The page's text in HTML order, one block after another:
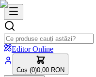
Editor Online
Coș (0)0,00 RON